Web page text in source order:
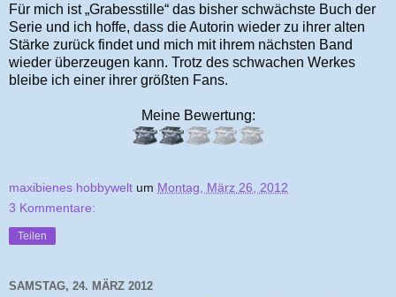
Für mich ist „Grabesstille“ das bisher schwächste Buch der
Serie und ich hoffe, dass die Autorin wieder zu ihrer alten
Stärke zurück findet und mich mit ihrem nächsten Band
wieder überzeugen kann. Trotz des schwachen Werkes
bleibe ich einer ihrer größten Fans.
Meine Bewertung:
maxibienes hobbywelt um Montag, März 26, 2012
3 Kommentare:
Teilen
SAMSTAG, 24. MÄRZ 2012